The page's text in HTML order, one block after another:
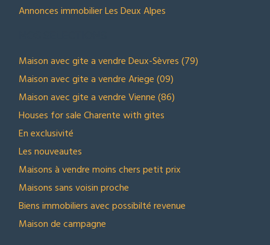
Annonces immobilier Les Deux Alpes
Maison avec gite a vendre Deux-Sèvres (79)
Maison avec gite a vendre Ariege (09)
Maison avec gite a vendre Vienne (86)
Houses for sale Charente with gites
En exclusivité
Les nouveautes
Maisons à vendre moins chers petit prix
Maisons sans voisin proche
Biens immobiliers avec possibilté revenue
Maison de campagne